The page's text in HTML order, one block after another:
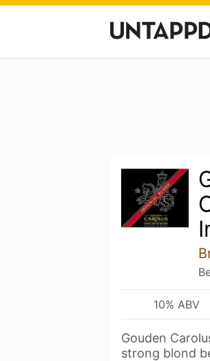
10% ABV
Gouden
strong blond